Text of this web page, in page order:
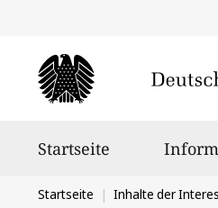
Startseite
Sie
Startseite Inhalte der